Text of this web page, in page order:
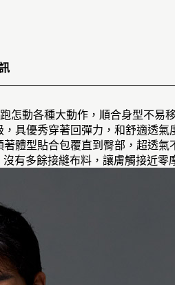
怎動各種大動作，順合身型不易
具優秀穿著回彈力，和舒適透氣
體型貼合包覆直到臀部，超透氣
有多餘接縫布料，讓膚觸接近零